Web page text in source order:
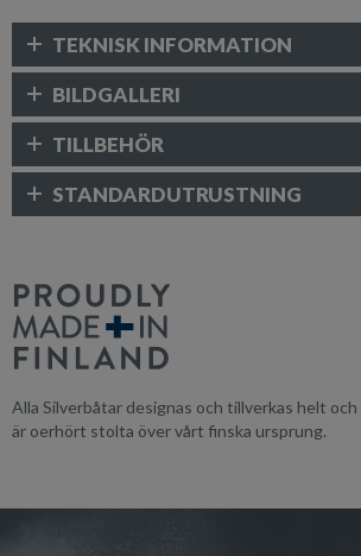
TEKNISK INFORMATION
BILDGALLERI
TILLBEHÖR
STANDARDUTRUSTNING
Alla Silverbåtar designas och tillverkas helt och
är oerhört stolta över vårt finska ursprung.